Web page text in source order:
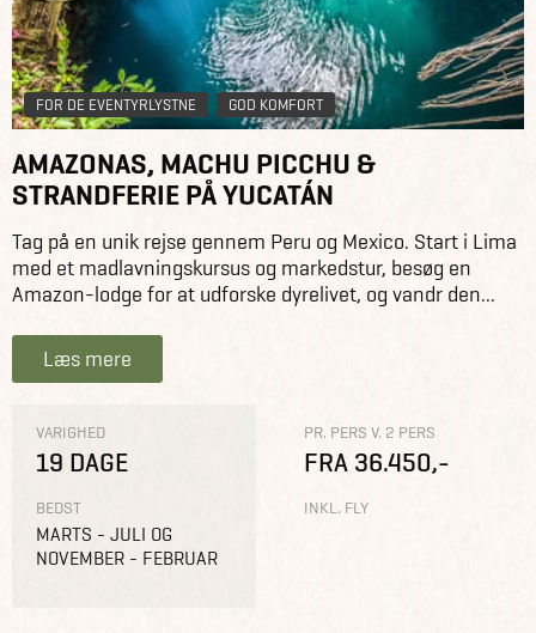
FOR DE EVENTYRLYSTNE GOD KOMFORT
AMAZONAS, MACHU PICCHU &
STRANDFERIE PÅ YUCATÁN
Tag på en unik rejse gennem Peru og Mexico. Start i Lima
med et madlavningskursus og markedstur, besøg en
Amazon-lodge for at udforske dyrelivet, og vandr den...
Læs mere
VARIGHED
19 DAGE
BEDST
MARTS - JULI OG
NOVEMBER - FEBRUAR
PR. PERS V. 2 PERS
FRA 36.450,-
INKL. FLY